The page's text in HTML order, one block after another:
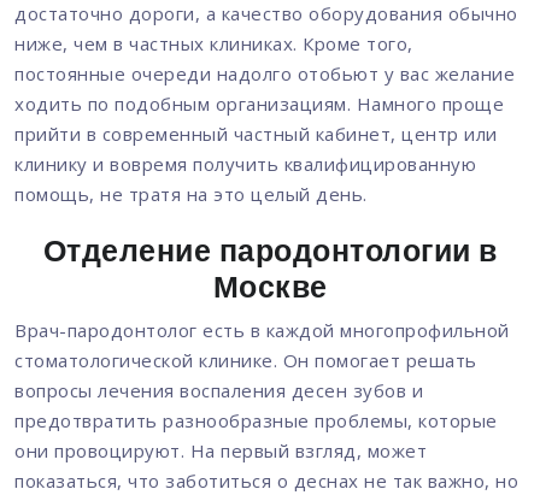
достаточно дороги, а качество оборудования обычно
ниже, чем в частных клиниках. Кроме того,
постоянные очереди надолго отобьют у вас желание
ходить по подобным организациям. Намного проще
прийти в современный частный кабинет, центр или
клинику и вовремя получить квалифицированную
помощь, не тратя на это целый день.
Отделение пародонтологии в
Москве
Врач-пародонтолог есть в каждой многопрофильной
стоматологической клинике. Он помогает решать
вопросы лечения воспаления десен зубов и
предотвратить разнообразные проблемы, которые
они провоцируют. На первый взгляд, может
показаться, что заботиться о деснах не так важно, но